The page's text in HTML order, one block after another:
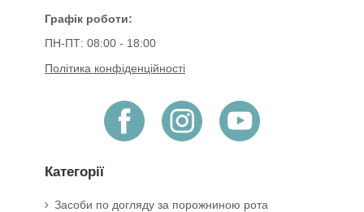
Графік роботи:
ПН-ПТ: 08:00 - 18:00
Політика конфіденційності
Категорії
Засоби по догляду за порожниною рота